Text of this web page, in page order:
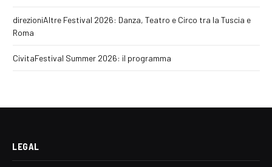
direzioniAltre Festival 2026: Danza, Teatro e Circo tra la Tuscia e
Roma
CivitaFestival Summer 2026: il programma
LEGAL